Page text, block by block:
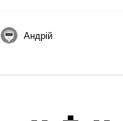
Андрій